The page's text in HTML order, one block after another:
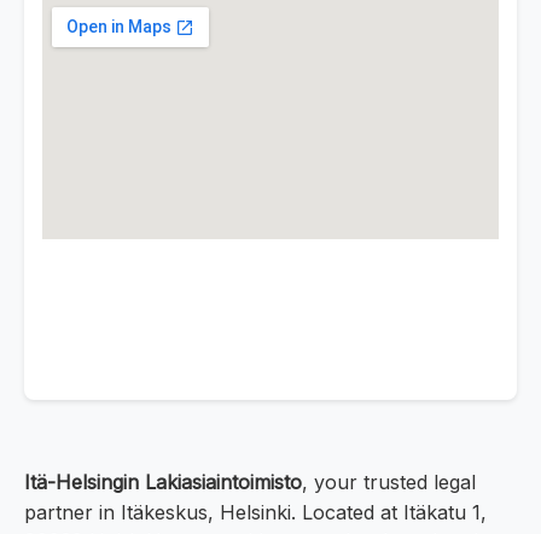
Itä-Helsingin Lakiasiaintoimisto, your trusted legal
partner in Itäkeskus, Helsinki. Located at Itäkatu 1,